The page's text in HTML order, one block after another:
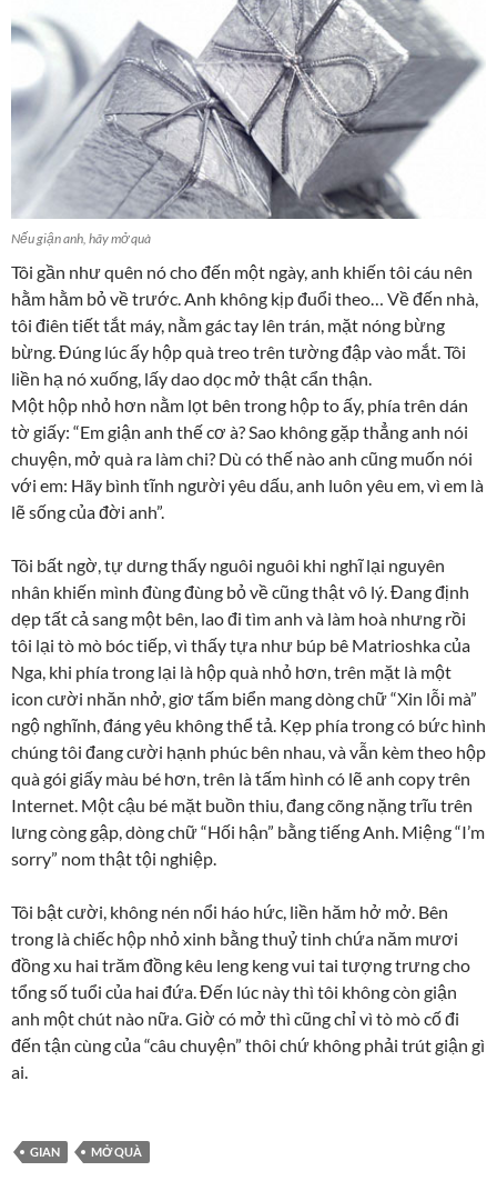
Nếu giận anh, hãy mở quà
Tôi gần như quên nó cho đến một ngày, anh khiến tôi cáu nên
hằm hằm bỏ về trước. Anh không kịp đuổi theo… Về đến nhà,
tôi điên tiết tắt máy, nằm gác tay lên trán, mặt nóng bừng
bừng. Đúng lúc ấy hộp quà treo trên tường đập vào mắt. Tôi
liền hạ nó xuống, lấy dao dọc mở thật cẩn thận.
Một hộp nhỏ hơn nằm lọt bên trong hộp to ấy, phía trên dán
tờ giấy: “Em giận anh thế cơ à? Sao không gặp thẳng anh nói
chuyện, mở quà ra làm chi? Dù có thế nào anh cũng muốn nói
với em: Hãy bình tĩnh người yêu dấu, anh luôn yêu em, vì em là
lẽ sống của đời anh”.
Tôi bất ngờ, tự dưng thấy nguôi nguôi khi nghĩ lại nguyên
nhân khiến mình đùng đùng bỏ về cũng thật vô lý. Đang định
dẹp tất cả sang một bên, lao đi tìm anh và làm hoà nhưng rồi
tôi lại tò mò bóc tiếp, vì thấy tựa như búp bê Matrioshka của
Nga, khi phía trong lại là hộp quà nhỏ hơn, trên mặt là một
icon cười nhăn nhở, giơ tấm biển mang dòng chữ “Xin lỗi mà”
ngộ nghĩnh, đáng yêu không thể tả. Kẹp phía trong có bức hình
chúng tôi đang cười hạnh phúc bên nhau, và vẫn kèm theo hộp
quà gói giấy màu bé hơn, trên là tấm hình có lẽ anh copy trên
Internet. Một cậu bé mặt buồn thiu, đang cõng nặng trĩu trên
lưng còng gập, dòng chữ “Hối hận” bằng tiếng Anh. Miệng “I’m
sorry” nom thật tội nghiệp.
Tôi bật cười, không nén nổi háo hức, liền hăm hở mở. Bên
trong là chiếc hộp nhỏ xinh bằng thuỷ tinh chứa năm mươi
đồng xu hai trăm đồng kêu leng keng vui tai tượng trưng cho
tổng số tuổi của hai đứa. Đến lúc này thì tôi không còn giận
anh một chút nào nữa. Giờ có mở thì cũng chỉ vì tò mò cố đi
đến tận cùng của “câu chuyện” thôi chứ không phải trút giận gì
ai.
GIAN MỞ QUÀ